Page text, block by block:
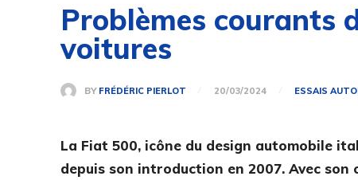
Problèmes courants
voitures
BY FRÉDÉRIC PIERLOT 20/03/2024 ESSAIS
La Fiat 500, icône du design automobile
depuis son introduction en 2007. Avec